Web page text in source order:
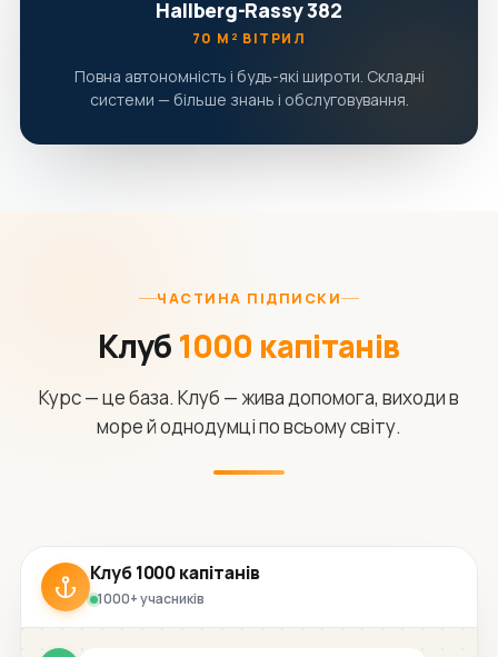
Hallberg-Rassy 382
70 М² ВІТРИЛ
Повна автономність і будь-які широти. Складні
системи — більше знань і обслуговування.
ЧАСТИНА ПІДПИСКИ
Клуб 1000 капітанів
Курс — це база. Клуб — жива допомога, виходи в
море й однодумці по всьому світу.
Клуб 1000 капітанів
1000+ учасників